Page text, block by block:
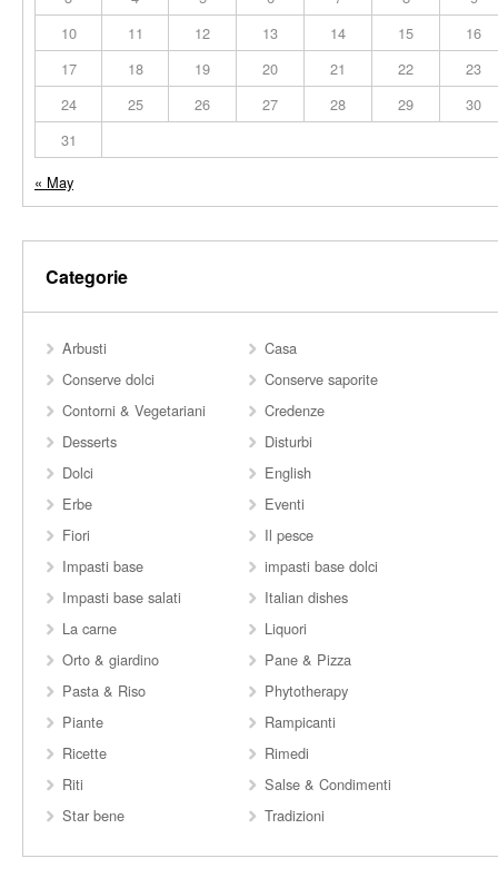
10
11 12 13 14 15
16
17
18 19 20 21 22
23
24
25 26 27 28 29
30
31
« May
Categorie
Arbusti
Casa
Conserve dolci
Conserve saporite
Contorni & Vegetariani
Credenze
Desserts
Disturbi
Dolci
English
Erbe
Eventi
Fiori
Il pesce
Impasti base
impasti base dolci
Impasti base salati
Italian dishes
La carne
Liquori
Orto & giardino
Pane & Pizza
Pasta & Riso
Phytotherapy
Piante
Rampicanti
Ricette
Rimedi
Riti
Salse & Condimenti
Star bene
Tradizioni